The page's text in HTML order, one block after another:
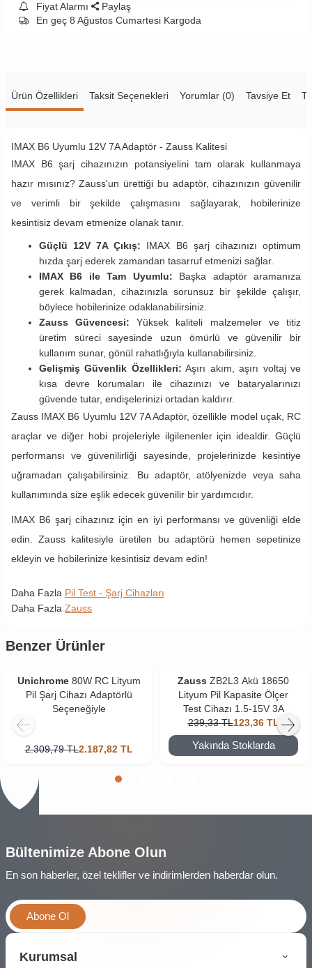
Fiyat Alarmı
Paylaş
En geç 8 Ağustos Cumartesi Kargoda
Ürün Özellikleri Taksit Seçenekleri Yorumlar (0) Tavsiye Et
IMAX B6 Uyumlu 12V 7A Adaptör - Zauss Kalitesi
IMAX B6 şarj cihazınızın potansiyelini tam olarak kullanmaya
hazır mısınız? Zauss'un ürettiği bu adaptör, cihazınızın güvenilir
ve verimli bir şekilde çalışmasını sağlayarak, hobilerinize
kesintisiz devam etmenize olanak tanır.
Güçlü 12V 7A Çıkış: IMAX B6 şarj cihazınızı optimum
hızda şarj ederek zamandan tasarruf etmenizi sağlar.
IMAX B6 ile Tam Uyumlu: Başka adaptör aramanıza
gerek kalmadan, cihazınızla sorunsuz bir şekilde çalışır,
böylece hobilerinize odaklanabilirsiniz.
Zauss Güvencesi: Yüksek kaliteli malzemeler ve titiz
üretim süreci sayesinde uzun ömürlü ve güvenilir bir
kullanım sunar, gönül rahatlığıyla kullanabilirsiniz.
Gelişmiş Güvenlik Özellikleri: Aşırı akım, aşırı voltaj ve
kısa devre korumaları ile cihazınızı ve bataryalarınızı
güvende tutar, endişelerinizi ortadan kaldırır.
Zauss IMAX B6 Uyumlu 12V 7A Adaptör, özellikle model uçak, RC
araçlar ve diğer hobi projeleriyle ilgilenenler için idealdir. Güçlü
performansı ve güvenilirliği sayesinde, projelerinizde kesintiye
uğramadan çalışabilirsiniz. Bu adaptör, atölyenizde veya saha
kullanımında size eşlik edecek güvenilir bir yardımcıdır.
IMAX B6 şarj cihazınız için en iyi performansı ve güvenliği elde
edin. Zauss kalitesiyle üretilen bu adaptörü hemen sepetinize
ekleyin ve hobilerinize kesintisiz devam edin!
Daha Fazla Pil Test - Şarj Cihazları
Daha Fazla Zauss
Benzer Ürünler
Unichrome 80W RC Lityum
Pil Şarj Cihazı Adaptörlü
Seçeneğiyle
2.309,79 TL2.187,82 TL
Zauss ZB2L3 Akü 18650
Lityum Pil Kapasite Ölçer
Test Cihazı 1.5-15V 3A
239,33 TL123,36 TL
Yakında Stoklarda
Bültenimize Abone Olun
En son haberler, özel teklifler ve indirimlerden haberdar olun.
Abone Ol
Kurumsal